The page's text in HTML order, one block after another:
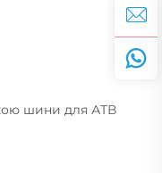
шини для АТВ